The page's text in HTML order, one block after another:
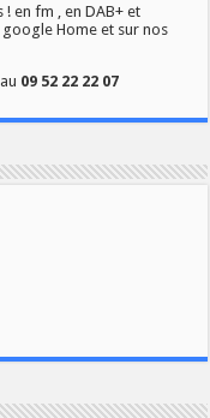
! en fm , en DAB+ et
Home et sur nos
09 52 22 22 07